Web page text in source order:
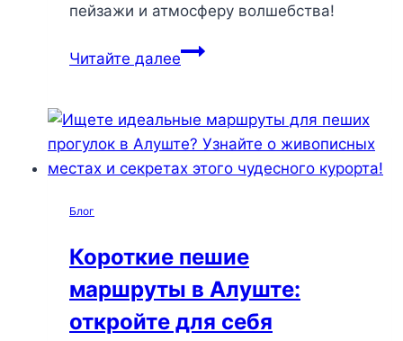
пейзажи и атмосферу волшебства!
Читайте далееАлушта:
убежище
для
спокойного
Черного
моря
Блог
Короткие пешие
маршруты в Алуште:
откройте для себя